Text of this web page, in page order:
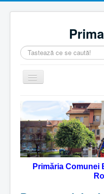
Căutare
...
Comută
navigarea
Home
Despre noi
Noutăţi
Contact
Servicii Online
Primăria Comunei